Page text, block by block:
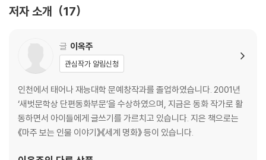
저자 소개 17
글 이옥주
관심작가 알림신청
인천에서 태어나 재능대학 문예창작과를 졸업하였습니다. 2001년
‘새벗문학상 단편동화부문’을 수상하였으며, 지금은 동화 작가로 활
동하면서 아이들에게 글쓰기를 가르치고 있습니다. 지은 책으로는
《마주 보는 인물 이야기》《세계 명화》 등이 있습니다.